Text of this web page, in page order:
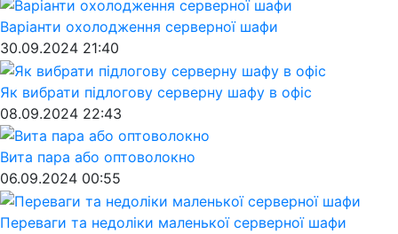
Варіанти охолодження серверної шафи
30.09.2024 21:40
Як вибрати підлогову серверну шафу в офіс
08.09.2024 22:43
Вита пара або оптоволокно
06.09.2024 00:55
Переваги та недоліки маленької серверної шафи